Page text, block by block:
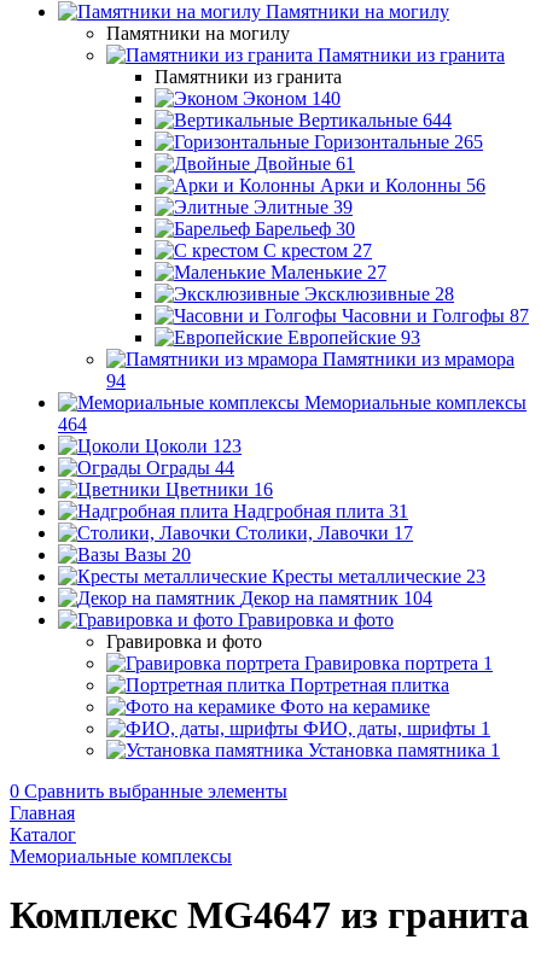
Памятники на могилу
Памятники на могилу
Памятники из гранита
Памятники из гранита
Эконом 140
Вертикальные 644
Горизонтальные 265
Двойные 61
Арки и Колонны 56
Элитные 39
Барельеф 30
С крестом 27
Маленькие 27
Эксклюзивные 28
Часовни и Голгофы 87
Европейские 93
Памятники из мрамора
94
Мемориальные комплексы
464
Цоколи 123
Ограды 44
Цветники 16
Надгробная плита 31
Столики, Лавочки 17
Вазы 20
Кресты металлические 23
Декор на памятник 104
Гравировка и фото
Гравировка и фото
Гравировка портрета 1
Портретная плитка
Фото на керамике
ФИО, даты, шрифты 1
Установка памятника 1
0 Сравнить выбранные элементы
Главная
Каталог
Мемориальные комплексы
Комплекс MG4647 из гранита